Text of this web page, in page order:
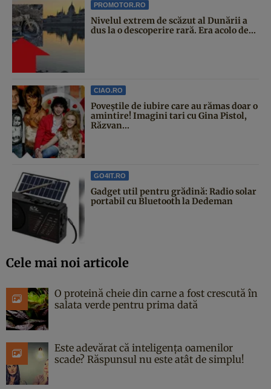
PROMOTOR.RO
Nivelul extrem de scăzut al Dunării a
dus la o descoperire rară. Era acolo de...
CIAO.RO
Poveştile de iubire care au rămas doar o
amintire! Imagini tari cu Gina Pistol,
Răzvan...
GO4IT.RO
Gadget util pentru grădină: Radio solar
portabil cu Bluetooth la Dedeman
Cele mai noi articole
O proteină cheie din carne a fost crescută în
salata verde pentru prima dată
Este adevărat că inteligența oamenilor
scade? Răspunsul nu este atât de simplu!